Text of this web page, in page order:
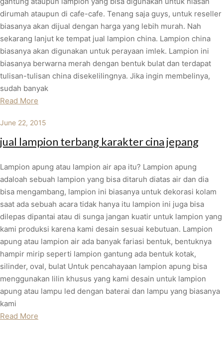
dirumah ataupun di cafe-cafe. Tenang saja guys, untuk reseller
biasanya akan dijual dengan harga yang lebih murah. Nah
sekarang lanjut ke tempat jual lampion china. Lampion china
biasanya akan digunakan untuk perayaan imlek. Lampion ini
biasanya berwarna merah dengan bentuk bulat dan terdapat
tulisan-tulisan china disekelilingnya. Jika ingin membelinya,
sudah banyak
Read More
June 22, 2015
jual lampion terbang karakter cina jepang
Lampion apung atau lampion air apa itu? Lampion apung
adaloah sebuah lampion yang bisa ditaruh diatas air dan dia
bisa mengambang, lampion ini biasanya untuk dekorasi kolam
saat ada sebuah acara tidak hanya itu lampion ini juga bisa
dilepas dipantai atau di sunga jangan kuatir untuk lampion yang
kami produksi karena kami desain sesuai kebutuan. Lampion
apung atau lampion air ada banyak fariasi bentuk, bentuknya
hampir mirip seperti lampion gantung ada bentuk kotak,
silinder, oval, bulat Untuk pencahayaan lampion apung bisa
menggunakan lilin khusus yang kami desain untuk lampion
apung atau lampu led dengan baterai dan lampu yang biasanya
kami
Read More